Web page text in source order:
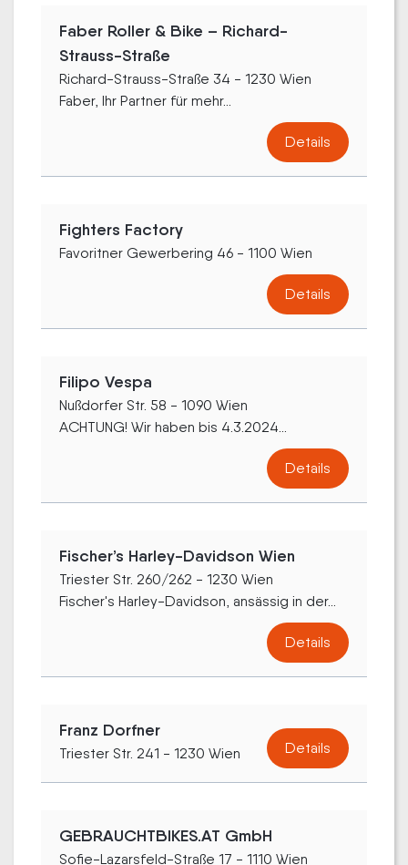
Faber Roller & Bike – Richard-
Strauss-Straße
Richard-Strauss-Straße 34 - 1230 Wien
Faber, Ihr Partner für mehr...
Details
Fighters Factory
Favoritner Gewerbering 46 - 1100 Wien
Details
Filipo Vespa
Nußdorfer Str. 58 - 1090 Wien
ACHTUNG! Wir haben bis 4.3.2024...
Details
Fischer’s Harley-Davidson Wien
Triester Str. 260/262 - 1230 Wien
Fischer's Harley-Davidson, ansässig in der...
Details
Franz Dorfner
Triester Str. 241 - 1230 Wien Details
GEBRAUCHTBIKES.AT GmbH
Sofie-Lazarsfeld-Straße 17 - 1110 Wien